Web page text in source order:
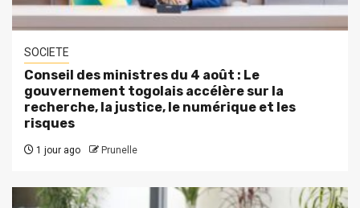
SOCIETE
Conseil des ministres du 4 août : Le
gouvernement togolais accélère sur la
recherche, la justice, le numérique et les
risques
1 jour ago Prunelle